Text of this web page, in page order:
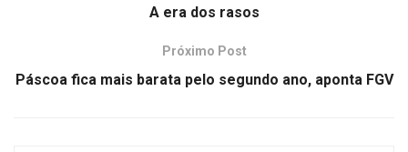
A era dos rasos
Próximo Post
Páscoa fica mais barata pelo segundo ano, aponta FGV